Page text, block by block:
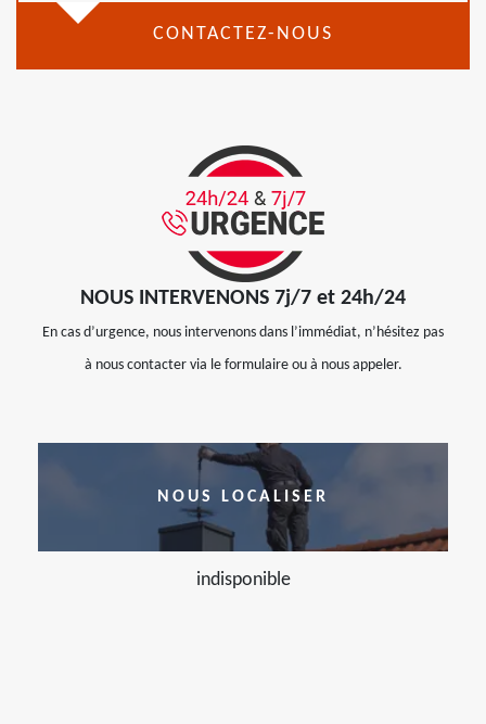
CONTACTEZ-NOUS
NOUS INTERVENONS 7j/7 et 24h/24
En cas d’urgence, nous intervenons dans l’immédiat, n’hésitez pas
à nous contacter via le formulaire ou à nous appeler.
NOUS LOCALISER
indisponible